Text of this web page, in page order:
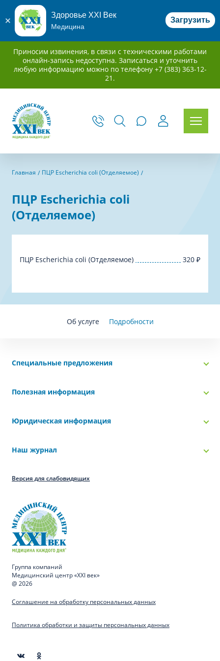
Здоровье XXI Век
Медицина
Загрузить
Приносим извинения, в связи с техническими работами
онлайн-запись недоступна. Записаться и уточнить
любую информацию можно по телефону +7 (383) 363-12-
21.
Главная ПЦР Escherichia coli (Отделяемое)
ПЦР Escherichia coli
(Отделяемое)
ПЦР Escherichia coli (Отделяемое) 320 ₽
Об услуге Подробности
Специальные предложения
Полезная информация
Юридическая информация
Наш журнал
Версия для слабовидящих
Группа компаний
Медицинский центр «XXI век»
@ 2026
Соглашение на обработку персональных данных
Политика обработки и защиты персональных данных